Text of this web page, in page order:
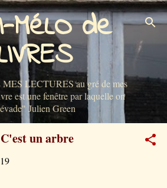
au contenu principal
MéLO de
LECTURES au gré de mes
est une fenêtre par laquelle on
Julien Green
un arbre